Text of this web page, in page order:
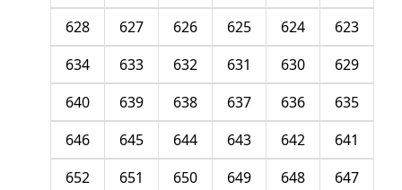
623
624
625
626
627
628
629
630
631
632
633
634
635
636
637
638
639
640
641
642
643
644
645
646
647
648
649
650
651
652